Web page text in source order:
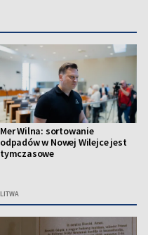
Mer Wilna: sortowanie
odpadów w Nowej Wilejce jest
tymczasowe
LITWA